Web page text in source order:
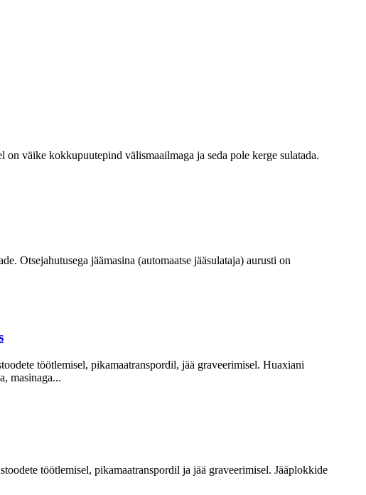
väike kokkupuutepind välismaailmaga ja seda pole kerge sulatada.
Otsejahutusega jäämasina (automaatse jääsulataja) aurusti on
töötlemisel, pikamaatranspordil, jää graveerimisel. Huaxiani
masinaga...
töötlemisel, pikamaatranspordil ja jää graveerimisel. Jääplokkide